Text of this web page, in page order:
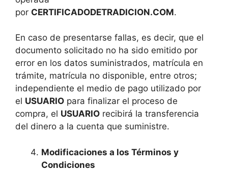
por CERTIFICADODETRADICION.COM.
En caso de presentarse fallas, es decir, que el
documento solicitado no ha sido emitido por
error en los datos suministrados, matrícula en
trámite, matrícula no disponible, entre otros;
independiente el medio de pago utilizado por
el USUARIO para finalizar el proceso de
compra, el USUARIO recibirá la transferencia
del dinero a la cuenta que suministre.
Modificaciones a los Términos y
Condiciones